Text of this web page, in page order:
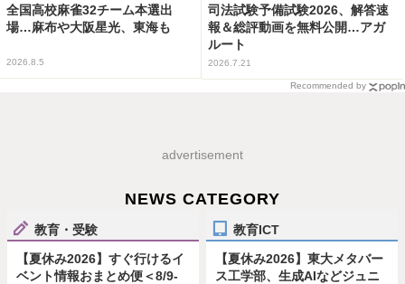
全国高校麻雀32チーム本選出
場…麻布や大阪星光、東海も
2026.8.5
司法試験予備試験2026、解答速
報＆総評動画を無料公開…アガ
ルート
2026.7.21
Recommended by
advertisement
NEWS CATEGORY
教育・受験
【夏休み2026】すぐ行けるイ
ベント情報おまとめ便＜8/9-
教育ICT
【夏休み2026】東大メタバー
ス工学部、生成AIなどジュニ